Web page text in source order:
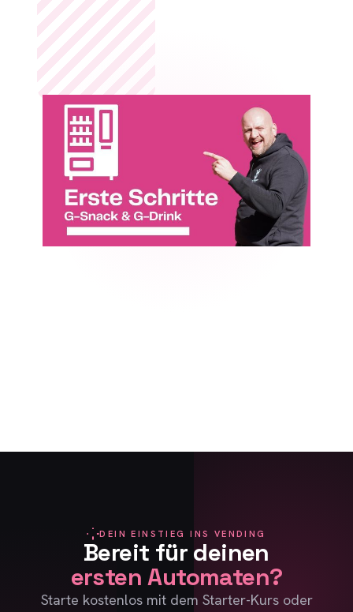
DEIN EINSTIEG INS VENDING
Bereit für deinen
ersten Automaten?
Starte kostenlos mit dem Starter-Kurs oder